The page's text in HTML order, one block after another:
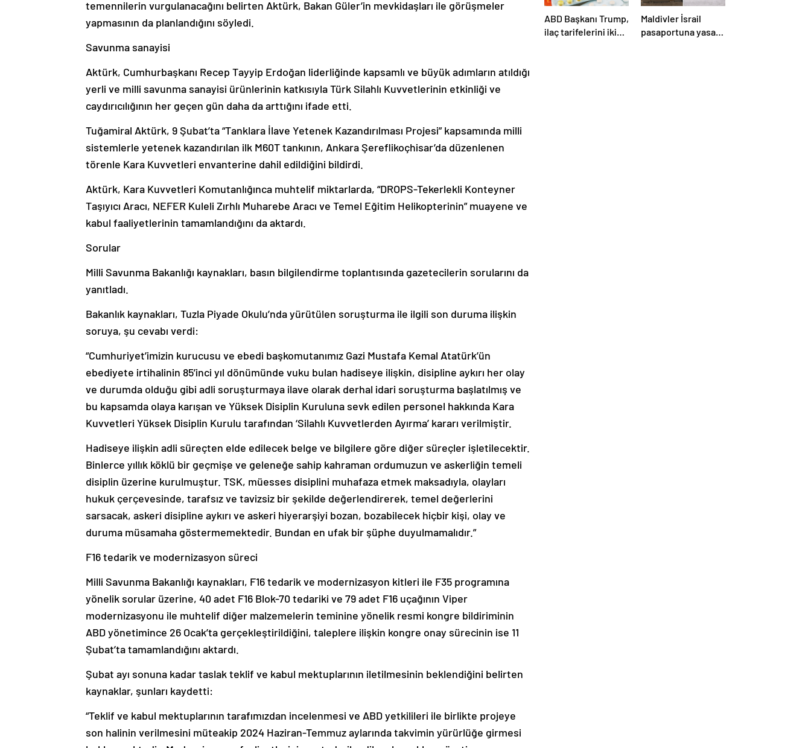
temennilerin vurgulanacağını belirten Aktürk, Bakan Güler’in mevkidaşları ile görüşmeler
yapmasının da planlandığını söyledi.
Savunma sanayisi
Aktürk, Cumhurbaşkanı Recep Tayyip Erdoğan liderliğinde kapsamlı ve büyük adımların atıldığı
yerli ve milli savunma sanayisi ürünlerinin katkısıyla Türk Silahlı Kuvvetlerinin etkinliği ve
caydırıcılığının her geçen gün daha da arttığını ifade etti.
Tuğamiral Aktürk, 9 Şubat’ta “Tanklara İlave Yetenek Kazandırılması Projesi” kapsamında milli
sistemlerle yetenek kazandırılan ilk M60T tankının, Ankara Şereflikoçhisar’da düzenlenen
törenle Kara Kuvvetleri envanterine dahil edildiğini bildirdi.
Aktürk, Kara Kuvvetleri Komutanlığınca muhtelif miktarlarda, “DROPS-Tekerlekli Konteyner
Taşıyıcı Aracı, NEFER Kuleli Zırhlı Muharebe Aracı ve Temel Eğitim Helikopterinin” muayene ve
kabul faaliyetlerinin tamamlandığını da aktardı.
Sorular
Milli Savunma Bakanlığı kaynakları, basın bilgilendirme toplantısında gazetecilerin sorularını da
yanıtladı.
Bakanlık kaynakları, Tuzla Piyade Okulu’nda yürütülen soruşturma ile ilgili son duruma ilişkin
soruya, şu cevabı verdi:
“Cumhuriyet’imizin kurucusu ve ebedi başkomutanımız Gazi Mustafa Kemal Atatürk’ün
ebediyete irtihalinin 85’inci yıl dönümünde vuku bulan hadiseye ilişkin, disipline aykırı her olay
ve durumda olduğu gibi adli soruşturmaya ilave olarak derhal idari soruşturma başlatılmış ve
bu kapsamda olaya karışan ve Yüksek Disiplin Kuruluna sevk edilen personel hakkında Kara
Kuvvetleri Yüksek Disiplin Kurulu tarafından ‘Silahlı Kuvvetlerden Ayırma’ kararı verilmiştir.
Hadiseye ilişkin adli süreçten elde edilecek belge ve bilgilere göre diğer süreçler işletilecektir.
Binlerce yıllık köklü bir geçmişe ve geleneğe sahip kahraman ordumuzun ve askerliğin temeli
disiplin üzerine kurulmuştur. TSK, müesses disiplini muhafaza etmek maksadıyla, olayları
hukuk çerçevesinde, tarafsız ve tavizsiz bir şekilde değerlendirerek, temel değerlerini
sarsacak, askeri disipline aykırı ve askeri hiyerarşiyi bozan, bozabilecek hiçbir kişi, olay ve
duruma müsamaha göstermemektedir. Bundan en ufak bir şüphe duyulmamalıdır.”
F16 tedarik ve modernizasyon süreci
Milli Savunma Bakanlığı kaynakları, F16 tedarik ve modernizasyon kitleri ile F35 programına
yönelik sorular üzerine, 40 adet F16 Blok-70 tedariki ve 79 adet F16 uçağının Viper
modernizasyonu ile muhtelif diğer malzemelerin teminine yönelik resmi kongre bildiriminin
ABD yönetimince 26 Ocak’ta gerçekleştirildiğini, taleplere ilişkin kongre onay sürecinin ise 11
Şubat’ta tamamlandığını aktardı.
Şubat ayı sonuna kadar taslak teklif ve kabul mektuplarının iletilmesinin beklendiğini belirten
kaynaklar, şunları kaydetti:
“Teklif ve kabul mektuplarının tarafımızdan incelenmesi ve ABD yetkilileri ile birlikte projeye
son halinin verilmesini müteakip 2024 Haziran-Temmuz aylarında takvimin yürürlüğe girmesi
ABD Başkanı Trump,
ilaç tarifelerini iki
Maldivler İsrail
pasaportuna yasak